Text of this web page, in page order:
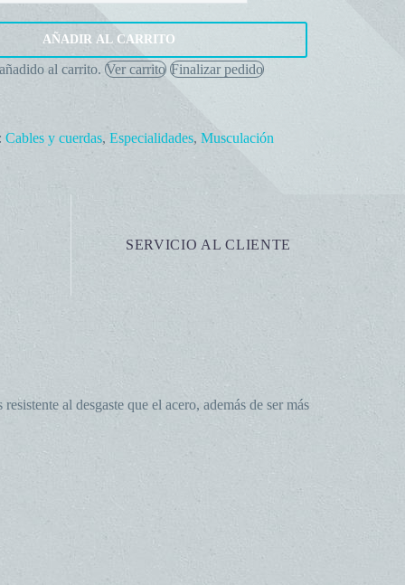
AÑADIR AL CARRITO
al carrito. Ver carrito Finalizar pedido
Cables y cuerdas,Especialidades,Musculación
SERVICIO AL CLIENTE
al desgaste que el acero, además de ser más